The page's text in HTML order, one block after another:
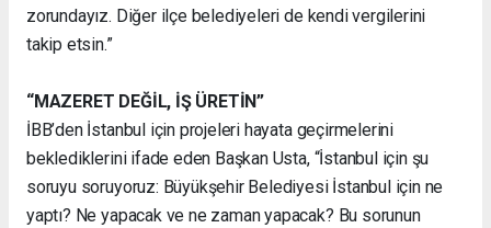
zorundayız. Diğer ilçe belediyeleri de kendi vergilerini
takip etsin.”
“MAZERET DEĞİL, İŞ ÜRETİN”
İBB’den İstanbul için projeleri hayata geçirmelerini
beklediklerini ifade eden Başkan Usta, “İstanbul için şu
soruyu soruyoruz: Büyükşehir Belediyesi İstanbul için ne
yaptı? Ne yapacak ve ne zaman yapacak? Bu sorunun